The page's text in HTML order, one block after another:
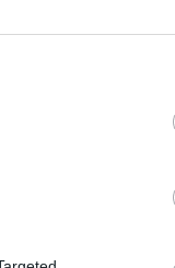
rast paprike.
nego
sistem
također